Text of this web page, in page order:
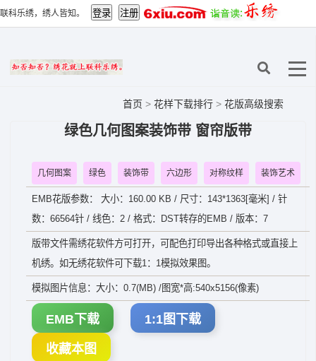
联科乐绣，绣人皆知。
首页 > 花样下载排行 > 花版高级搜索
绿色几何图案装饰带 窗帘版带
几何图案 绿色 装饰带 六边形 对称纹样 装饰艺术
EMB花版参数： 大小：160.00 KB / 尺寸：143*1363[毫米] / 针
数：66564针 / 线色：2 / 格式：DST转存的EMB / 版本：7
版带文件需绣花软件方可打开，可配色打印导出各种格式或直接上
机绣。如无绣花软件可下载1：1模拟效果图。
模拟图片信息：大小：0.7(MB) /图宽*高:540x5156(像素)
EMB下载 1:1图下载
收藏本图